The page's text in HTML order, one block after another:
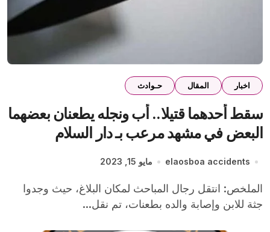
اخبار المقال حـوادث
سقط أحدهما قتيلا.. أب ونجله يطعنان بعضهما
البعض في مشهد مرعب بـ دار السلام
elaosboa accidents مايو 15, 2023
الملخص: انتقل رجال المباحث لمكان البلاغ، حيث وجدوا
جثة للابن وإصابة والده بطعنات، تم نقل...